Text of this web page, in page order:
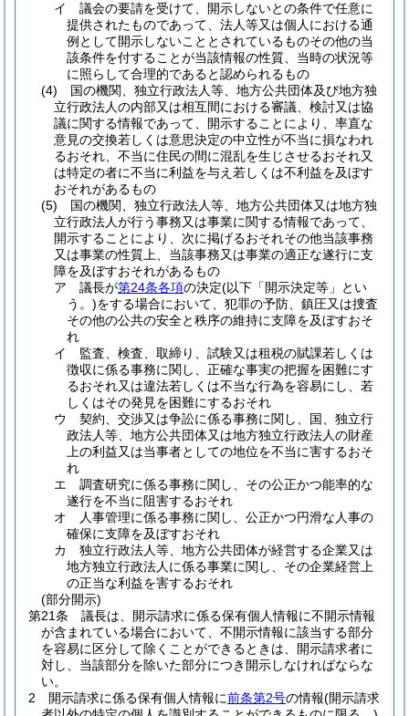
イ
議会の要請を受けて、開示しないとの条件で任意に
提供されたものであって、法人等又は個人における通
例として開示しないこととされているものその他の当
該条件を付することが当該情報の性質、当時の状況等
に照らして合理的であると認められるもの
(4)
国の機関、独立行政法人等、地方公共団体及び地方独
立行政法人の内部又は相互間における審議、検討又は協
議に関する情報であって、開示することにより、率直な
意見の交換若しくは意思決定の中立性が不当に損なわれ
るおそれ、不当に住民の間に混乱を生じさせるおそれ又
は特定の者に不当に利益を与え若しくは不利益を及ぼす
おそれがあるもの
(5)
国の機関、独立行政法人等、地方公共団体又は地方独
立行政法人が行う事務又は事業に関する情報であって、
開示することにより、次に掲げるおそれその他当該事務
又は事業の性質上、当該事務又は事業の適正な遂行に支
障を及ぼすおそれがあるもの
ア
議長が第24条各項の決定(以下「開示決定等」とい
う。)をする場合において、犯罪の予防、鎮圧又は捜査
その他の公共の安全と秩序の維持に支障を及ぼすおそ
れ
イ
監査、検査、取締り、試験又は租税の賦課若しくは
徴収に係る事務に関し、正確な事実の把握を困難にす
るおそれ又は違法若しくは不当な行為を容易にし、若
しくはその発見を困難にするおそれ
ウ
契約、交渉又は争訟に係る事務に関し、国、独立行
政法人等、地方公共団体又は地方独立行政法人の財産
上の利益又は当事者としての地位を不当に害するおそ
れ
エ
調査研究に係る事務に関し、その公正かつ能率的な
遂行を不当に阻害するおそれ
オ
人事管理に係る事務に関し、公正かつ円滑な人事の
確保に支障を及ぼすおそれ
カ
独立行政法人等、地方公共団体が経営する企業又は
地方独立行政法人に係る事業に関し、その企業経営上
の正当な利益を害するおそれ
(部分開示)
第21条
議長は、開示請求に係る保有個人情報に不開示情報
が含まれている場合において、不開示情報に該当する部分
を容易に区分して除くことができるときは、開示請求者に
対し、当該部分を除いた部分につき開示しなければならな
い。
2
開示請求に係る保有個人情報に前条第2号の情報(開示請求